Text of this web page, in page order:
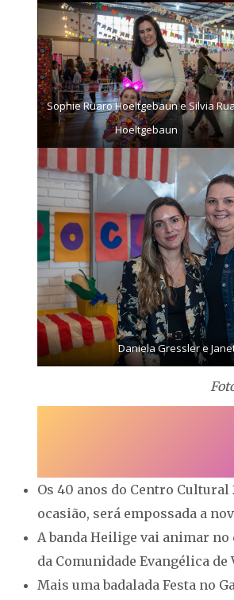
Sophie Ruaro Hoeltgebaun e Silvia
Hoeltgebaun
Daniela Gressler e
Os 40 anos do Centro
ocasião, será empossada a
A banda Heilige vai animar no
da Comunidade Evangélica de
Mais uma badalada Festa no